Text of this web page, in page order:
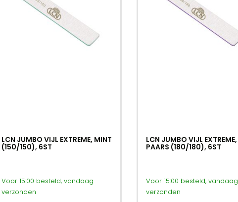
LCN JUMBO VIJL EXTREME, MINT
(150/150), 6ST
Voor 15:00 besteld, vandaag
verzonden
LCN JUMBO VIJL EXTREME,
PAARS (180/180), 6ST
Voor 15:00 besteld, vandaag
verzonden